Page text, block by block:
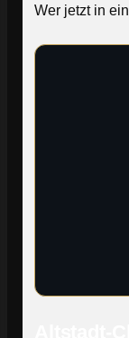
Wer jetzt in